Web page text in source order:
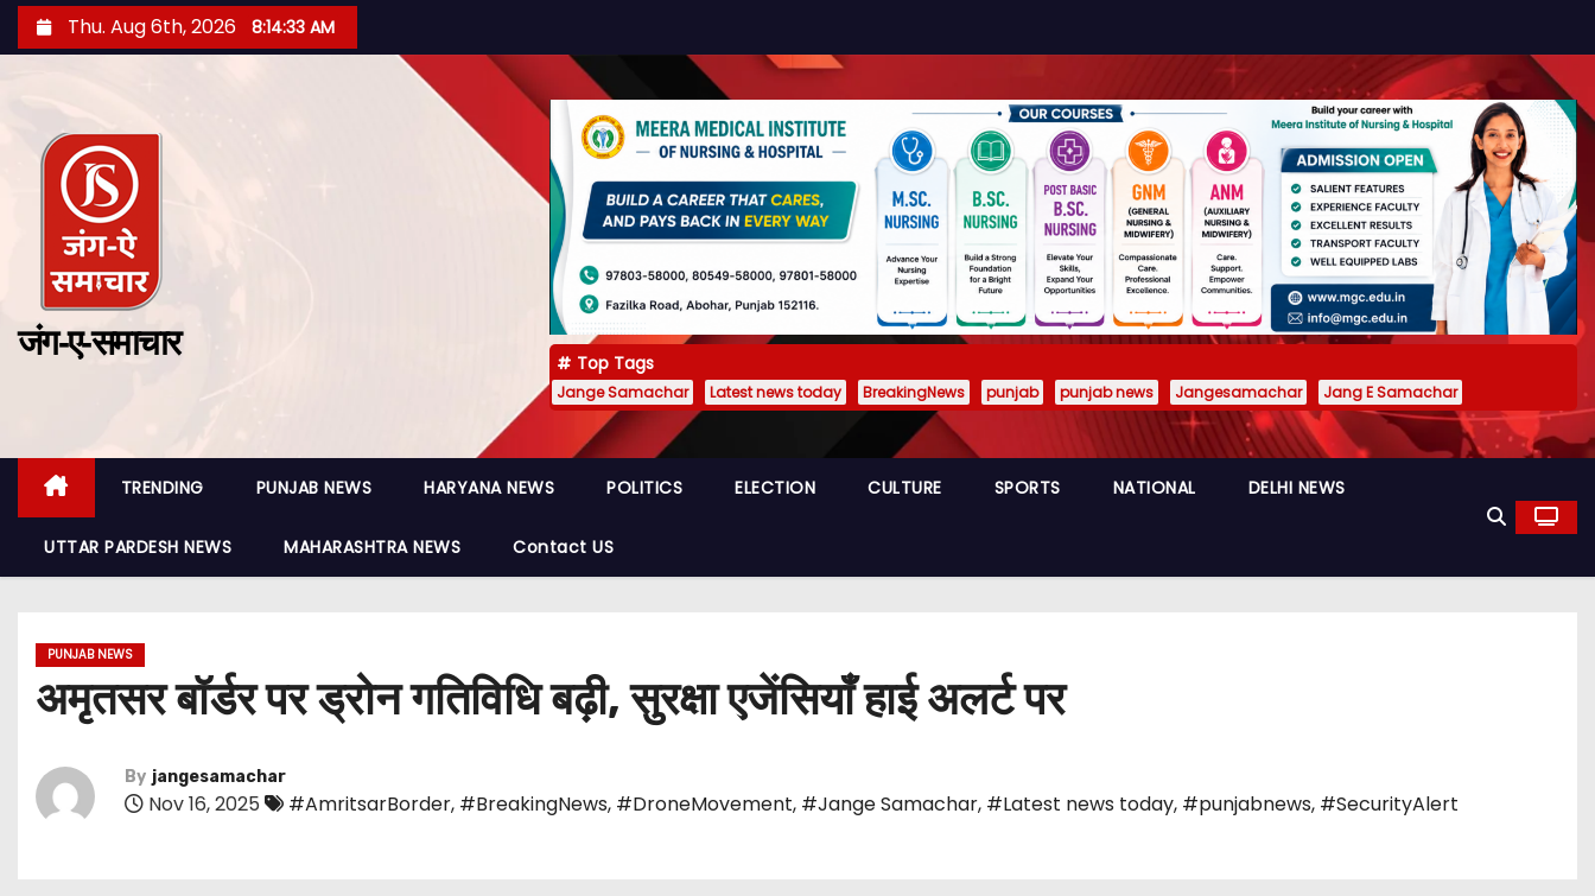
Thu. Aug 6th, 2026 8:14:34 AM
जंग-ए-समाचार
Top Tags
Jange Samachar Latest news today BreakingNews punjab punjab news Jangesamachar Jang E Samachar
TRENDING PUNJAB NEWS HARYANA NEWS POLITICS ELECTION CULTURE SPORTS NATIONAL DELHI NEWS
UTTAR PARDESH NEWS MAHARASHTRA NEWS Contact US
PUNJAB NEWS
अमृतसर बॉर्डर पर ड्रोन गतिविधि बढ़ी, सुरक्षा एजेंसियाँ हाई अलर्ट पर
By jangesamachar
Nov 16, 2025 #AmritsarBorder, #BreakingNews, #DroneMovement, #Jange Samachar, #Latest news today, #punjabnews, #SecurityAlert